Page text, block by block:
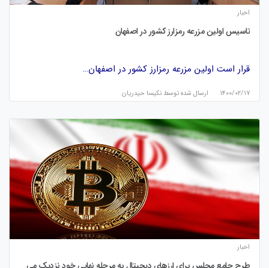
اخبار
تاسیس اولین مزرعه رمزارز کشور در اصفهان
قرار است اولین مزرعه رمزارز کشور در اصفهان…
۱۴۰۰/۰۲/۱۷ ارسال شده توسط نكيسا حيدريان
اخبار